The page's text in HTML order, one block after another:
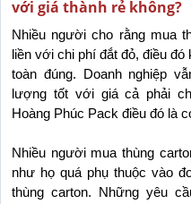
với giá thành rẻ không?
Nhiều người cho rằng mua
liền với chi phí đắt đỏ, điều
toàn đúng. Doanh nghiệp
lượng tốt với giá cả phải
Hoàng Phúc Pack điều đó là
Nhiều người mua thùng
như họ quá phụ thuộc vào
thùng carton. Những yêu